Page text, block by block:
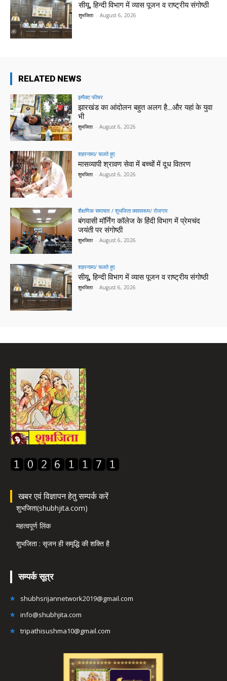
सीयू, हिन्दी विभाग में व्यास पूजन व राष्ट्रीय संगोष्ठी
शुभजिता - August 6, 2026
RELATED NEWS
इम्पैक्ट फीचर
झारखंड का आंदोलन बहुत अलग है…और यहां के युवा
भी
शुभजिता - August 6, 2026
शहरनामा/ चलते हुए
मासव्यापी श्रावण सेवा में बच्चों में दूध वितरण
शुभजिता - August 6, 2026
शैक्षणिक समाचार / शुभजिता क्सासरूम/ रोजगार
बंगवासी मॉर्निंग कॉलेज के हिंदी विभाग में प्रेमचंद
जयंती पर संगोष्ठी
शुभजिता - August 6, 2026
शहरनामा/ चलते हुए
सीयू, हिन्दी विभाग में व्यास पूजन व राष्ट्रीय संगोष्ठी
शुभजिता - August 6, 2026
खबर एवं विज्ञापन हेतु सम्पर्क करें
शुभजिता(shubhjita.com)
महत्वपूर्ण लिंक
शुभजिता : सृजन ही समृद्धि की शक्ति है
सम्पर्क सूत्र
shubhsrijannetwork2019@gmail.com
info@shubhjita.com
tripathisushma10@gmail.com